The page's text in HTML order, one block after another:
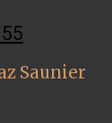
Saunier